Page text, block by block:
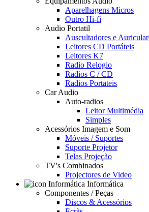
Aparelhagens Micros
Outro Hi-fi
Audio Portatil
Auscultadores e
Leitores CD Portáteis
Leitores K7
Radio Relogio
Radios C / CD
Radios Portateis
Car Audio
Auto-radios
Leitor Multimédia
Simples
Acessórios Imagem e Som
Móveis / Suportes
Suporte Projetor
Telas Projeção
TV's Combinados
Projectores de Video
Informática
Componentes / Peças
Discos & Acessórios